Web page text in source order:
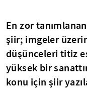
En zor
şiir; imgeler
düşünceleri titiz
yüksek bir
konu için şiir